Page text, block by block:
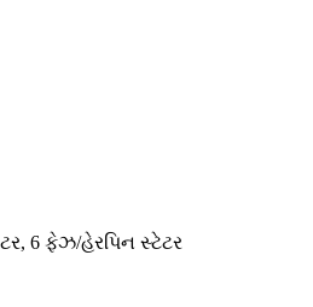
6 ફેઝ/હેરપિન સ્ટેટર